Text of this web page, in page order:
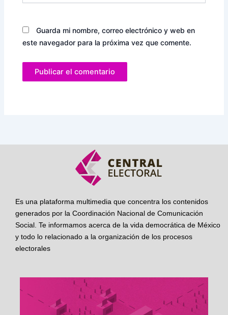
Guarda mi nombre, correo electrónico y web en
este navegador para la próxima vez que comente.
Es una plataforma multimedia que concentra los contenidos
generados por la Coordinación Nacional de Comunicación
Social. Te informamos acerca de la vida democrática de México
y todo lo relacionado a la organización de los procesos
electorales